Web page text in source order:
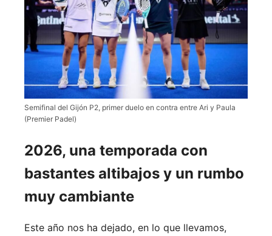
Semifinal del Gijón P2, primer duelo en contra entre Ari y Paula
(Premier Padel)
2026, una temporada con
bastantes altibajos y un rumbo
muy cambiante
Este año nos ha dejado, en lo que llevamos,